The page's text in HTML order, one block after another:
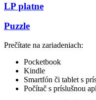
LP platne
Puzzle
Prečítate na zariadeniach:
Pocketbook
Kindle
Smartfón či tablet s
Počítač s príslušnou